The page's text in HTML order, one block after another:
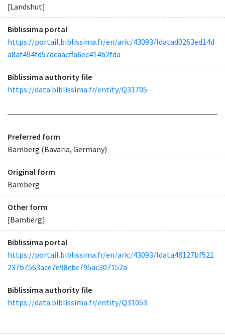
[Landshut]
Biblissima portal
https://portail.biblissima.fr/en/ark:/43093/ldatad0263ed14d
a8af494fd57dcaacffa6ec414b2fda
Biblissima authority file
https://data.biblissima.fr/entity/Q31705
Preferred form
Bamberg (Bavaria, Germany)
Original form
Bamberg
Other form
[Bamberg]
Biblissima portal
https://portail.biblissima.fr/en/ark:/43093/ldata48127bf521
237b7563ace7e98cbc795ac307152a
Biblissima authority file
https://data.biblissima.fr/entity/Q31053